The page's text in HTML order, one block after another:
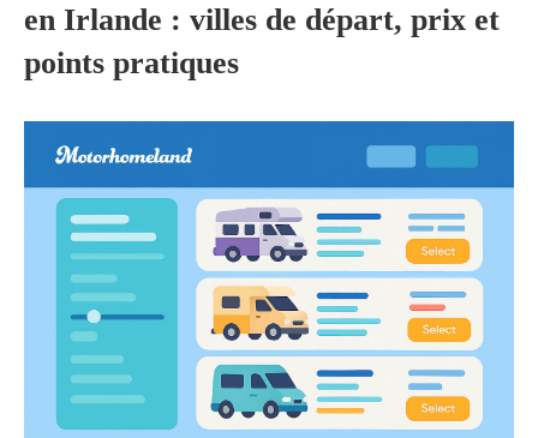
en Irlande : villes de départ, prix et
points pratiques